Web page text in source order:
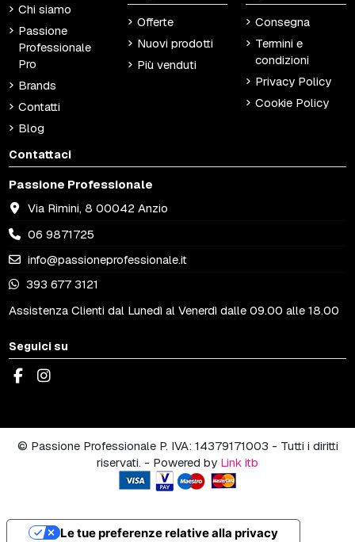
Chi siamo
Passione
Professionale
Pro
Brands
Contatti
Blog
Offerte
Nuovi prodotti
Più venduti
Consegna
Termini e
condizioni
Privacy Policy
Cookie Policy
Contattaci
Passione Professionale
Via Rimini, 8 00042 Anzio
06 9871725
info@passioneprofessionale.it
393 677 3121
Assistenza Clienti dal Lunedì al Venerdì dalle 09.00 alle 18.00
Seguici su
© Passione Professionale P. IVA: 14379171003 - Tutti i diritti
riservati. - Powered by Link itb
Le tue preferenze relative alla privacy